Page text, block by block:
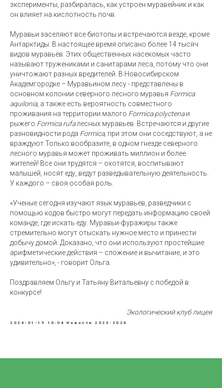
эксперименты, разбиралась, как устроен муравейник и как
он влияет на кислотность почв.
Муравьи заселяют все биотопы и встречаются везде, кроме
Антарктиды. В настоящее время описано более 14 тысяч
видов муравьёв. Этих общественных насекомых часто
называют тружениками и санитарами леса, потому что они
уничтожают разных вредителей. В Новосибирском
Академгородке – Муравьином лесу - представлены в
основном колонии северного лесного муравья Formica
aquilonia, а также есть вероятность совместного
проживания на территории малого Formica polyctenaи
рыжего Formica rufaлесных муравьев. Встречаются и другие
разновидности рода Formica, при этом они соседствуют, а не
враждуют.Только вообразите, в одном гнезде северного
лесного муравья может проживать миллион и более
жителей! Все они трудятся – охотятся, воспитывают
малышей, носят еду, ведут разведывательную деятельность.
У каждого – своя особая роль.
«Ученые сегодня изучают язык муравьев, разведчики с
помощью кодов быстро могут передать информацию своей
команде, где искать еду. Муравьи-фуражиры также
стремительно могут отыскать нужное место и принести
добычу домой. Доказано, что они используют простейшие
арифметические действия – сложение и вычитание, и это
удивительно», - говорит Ольга.
Поздравляем Ольгу и Татьяну Витальевну с победой в
конкурсе!
Экологический клуб лицея
2024-01-19 10:04 Новости 2023-2024